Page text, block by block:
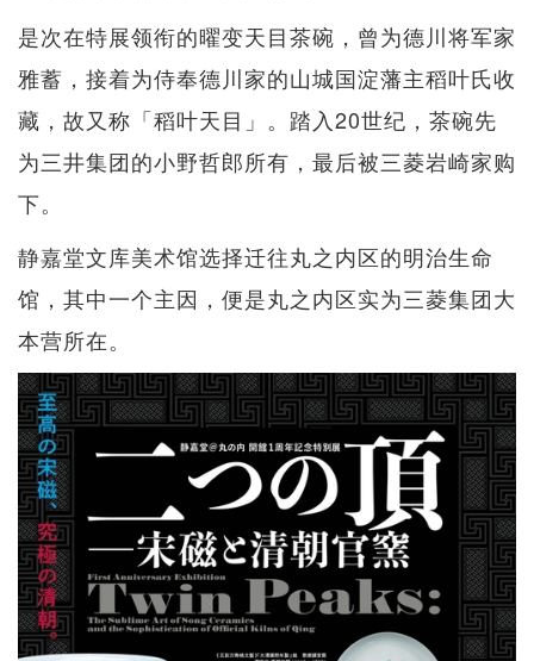
是次在特展领衔的曜变天目茶碗，曾为德川将军家
雅蓄，接着为侍奉德川家的山城国淀藩主稻叶氏收
藏，故又称「稻叶天目」。踏入20世纪，茶碗先
为三井集团的小野哲郎所有，最后被三菱岩崎家购
下。
静嘉堂文库美术馆选择迁往丸之内区的明治生命
馆，其中一个主因，便是丸之内区实为三菱集团大
本营所在。